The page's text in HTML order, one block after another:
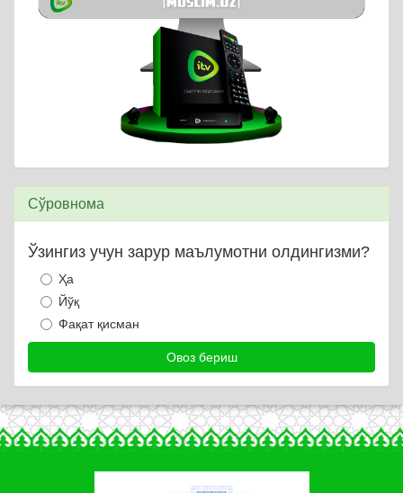
Сўровнома
Ўзингиз учун зарур маълумотни олдингизми?
Ҳа
Йўқ
Фақат қисман